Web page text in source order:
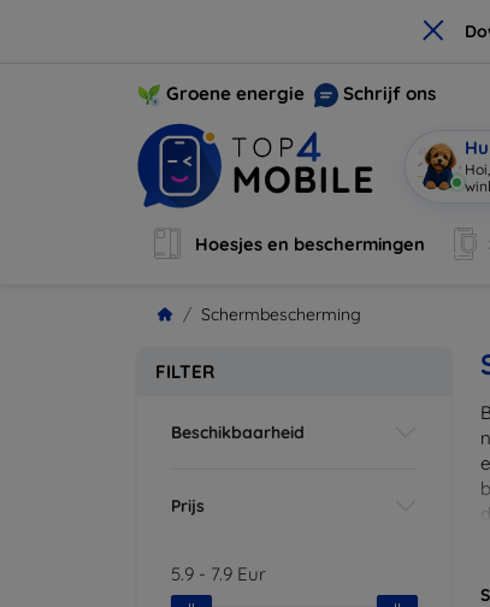
×
Groene energie Schrijf ons
Hoesjes en beschermingen
Schermbescherming
FILTER
Beschikbaarheid
Prijs
5.9 - 7.9 Eur